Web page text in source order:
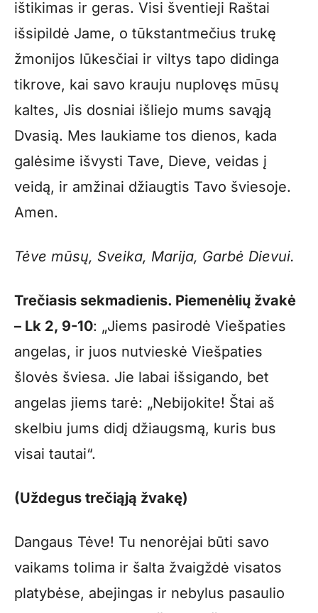
ištikimas ir geras. Visi šventieji Raštai
išsipildė Jame, o tūkstantmečius trukę
žmonijos lūkesčiai ir viltys tapo didinga
tikrove, kai savo krauju nuplovęs mūsų
kaltes, Jis dosniai išliejo mums savąją
Dvasią. Mes laukiame tos dienos, kada
galėsime išvysti Tave, Dieve, veidas į
veidą, ir amžinai džiaugtis Tavo šviesoje.
Amen.
Tėve mūsų, Sveika, Marija, Garbė Dievui.
Trečiasis sekmadienis. Piemenėlių žvakė
– Lk 2, 9-10: „Jiems pasirodė Viešpaties
angelas, ir juos nutvieskė Viešpaties
šlovės šviesa. Jie labai išsigando, bet
angelas jiems tarė: „Nebijokite! Štai aš
skelbiu jums didį džiaugsmą, kuris bus
visai tautai“.
(Uždegus trečiąją žvakę)
Dangaus Tėve! Tu nenorėjai būti savo
vaikams tolima ir šalta žvaigždė visatos
platybėse, abejingas ir nebylus pasaulio